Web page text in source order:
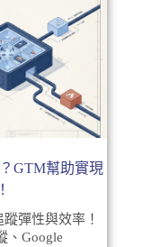
GTM幫助實現
彈性與效率！
、Google